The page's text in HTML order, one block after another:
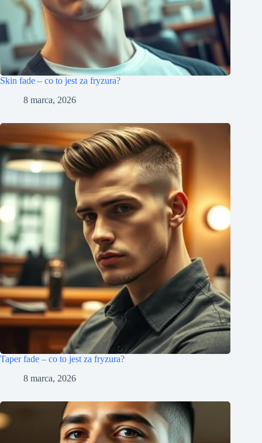
Skin fade – co to jest za fryzura?
8 marca, 2026
Taper fade – co to jest za fryzura?
8 marca, 2026